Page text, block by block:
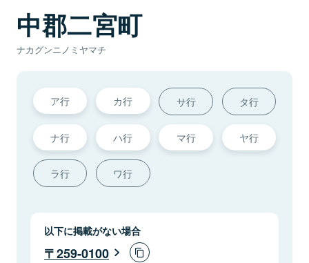
中郡二宮町
ナカグンニノミヤマチ
ア行 カ行 サ行 タ行
ナ行 ハ行 マ行 ヤ行
ラ行 ワ行
以下に掲載がない場合
259-0100